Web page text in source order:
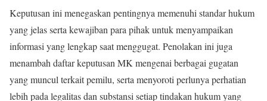
Keputusan ini menegaskan pentingnya memenuhi standar hukum
yang jelas serta kewajiban para pihak untuk menyampaikan
informasi yang lengkap saat menggugat. Penolakan ini juga
menambah daftar keputusan MK mengenai berbagai gugatan
yang muncul terkait pemilu, serta menyoroti perlunya perhatian
lebih pada legalitas dan substansi setiap tindakan hukum yang